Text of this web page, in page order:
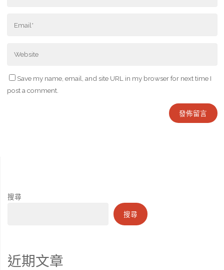
Save my name, email, and site URL in my browser for next time I
post a comment.
搜尋
搜尋
近期文章